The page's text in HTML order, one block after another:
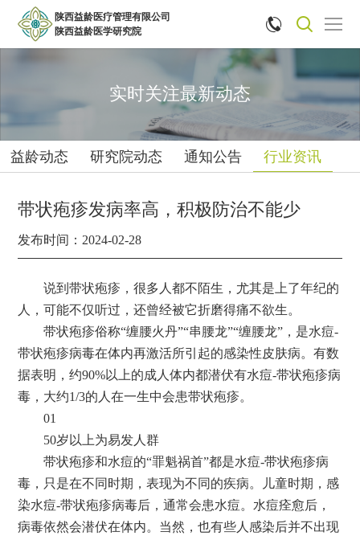
陕西益龄医疗管理有限公司
陕西益龄医学研究院
 
实时关注最新动态
益龄动态 研究院动态 通知公告 行业资讯
带状疱疹发病率高，积极防治不能少
发布时间：2024-02-28
说到带状疱疹，很多人都不陌生，尤其是上了年纪的
人，可能不仅听过，还曾经被它折磨得痛不欲生。
带状疱疹俗称“缠腰火丹”“串腰龙”“缠腰龙”，是水痘-
带状疱疹病毒在体内再激活所引起的感染性皮肤病。有数
据表明，约90%以上的成人体内都潜伏有水痘-带状疱疹病
毒，大约1/3的人在一生中会患带状疱疹。
01
50岁以上为易发人群
带状疱疹和水痘的“罪魁祸首”都是水痘-带状疱疹病
毒，只是在不同时期，表现为不同的疾病。儿童时期，感
染水痘-带状疱疹病毒后，通常会患水痘。水痘痊愈后，
病毒依然会潜伏在体内。当然，也有些人感染后并不出现